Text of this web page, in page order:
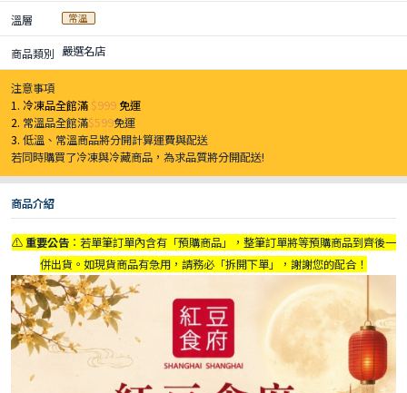
溫層 常溫
商品類別 嚴選名店
注意事項
1. 冷凍品全館滿 $999免運
2. 常溫品全館滿$599免運
3.低溫、常溫商品將分開計算運費與配送
若同時購買了冷凍與冷藏商品，為求品質將分開配送!
商品介紹
⚠️重要公告：若單筆訂單內含有「預購商品」，整筆訂單將等預購商品到齊後一
併出貨。如現貨商品有急用，請務必「拆開下單」，謝謝您的配合！